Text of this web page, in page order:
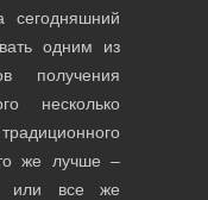
сегодняшний
одним из
получения
несколько
же лучше –
или все же